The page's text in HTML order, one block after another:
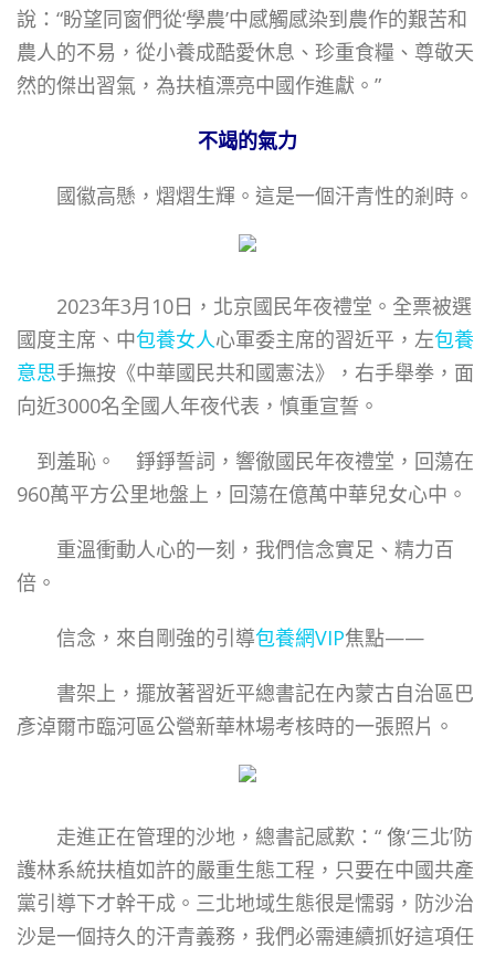
說：“盼望同窗們從‘學農’中感觸感染到農作的艱苦和
農人的不易，從小養成酷愛休息、珍重食糧、尊敬天
然的傑出習氣，為扶植漂亮中國作進獻。”
不竭的氣力
國徽高懸，熠熠生輝。這是一個汗青性的剎時。
2023年3月10日，北京國民年夜禮堂。全票被選
國度主席、中包養女人心軍委主席的習近平，左包養
意思手撫按《中華國民共和國憲法》，右手舉拳，面
向近3000名全國人年夜代表，慎重宣誓。
到羞恥。 錚錚誓詞，響徹國民年夜禮堂，回蕩在
960萬平方公里地盤上，回蕩在億萬中華兒女心中。
重溫衝動人心的一刻，我們信念實足、精力百
倍。
信念，來自剛強的引導包養網VIP焦點——
書架上，擺放著習近平總書記在內蒙古自治區巴
彥淖爾市臨河區公營新華林場考核時的一張照片。
走進正在管理的沙地，總書記感歎：“ 像‘三北’防
護林系統扶植如許的嚴重生態工程，只要在中國共產
黨引導下才幹干成。三北地域生態很是懦弱，防沙治
沙是一個持久的汗青義務，我們必需連續抓好這項任